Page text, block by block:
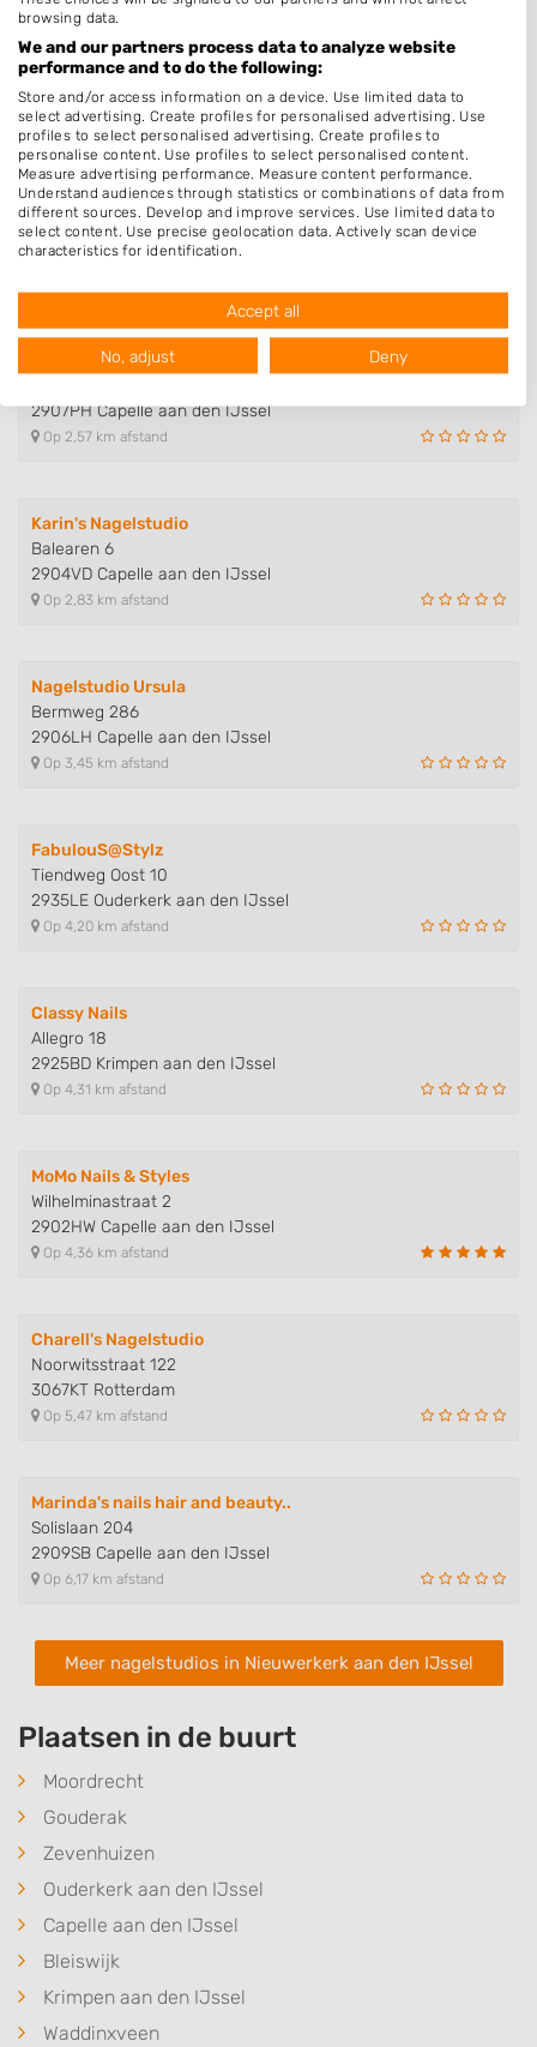
Lelieveld 8
Op 1,47 km afstand
AM Nailacademy & Supplies
Hoofdweg 80
2908LC Capelle aan den IJssel
ANROSA Nagelsalon & Opleidingen
2907PH Capelle aan den IJssel
Op 2,57 km afstand
Karin's Nagelstudio
Balearen 6
2904VD Capelle aan den IJssel
Op 2,83 km afstand
Nagelstudio Ursula
Bermweg 286
2906LH Capelle aan den IJssel
Op 3,45 km afstand
FabulouS@Stylz
Tiendweg Oost 10
2935LE Ouderkerk aan den IJssel
Op 4,20 km afstand
Classy Nails
Allegro 18
2925BD Krimpen aan den IJssel
Op 4,31 km afstand
MoMo Nails & Styles
Wilhelminastraat 2
2902HW Capelle aan den IJssel
Op 4,36 km afstand
Charell's Nagelstudio
Noorwitsstraat 122
3067KT Rotterdam
Op 5,47 km afstand
Marinda's nails hair and beauty..
Solislaan 204
2909SB Capelle aan den IJssel
Op 6,17 km afstand
Meer nagelstudios in Nieuwerkerk aan den IJssel
Plaatsen in de buurt
Moordrecht
Gouderak
Zevenhuizen
Ouderkerk aan den IJssel
Capelle aan den IJssel
Bleiswijk
Krimpen aan den IJssel
Waddinxveen
browsing data.
We and our partners process data to analyze website
performance and to do the following:
Store and/or access information on a device. Use limited data to
select advertising. Create profiles for personalised advertising. Use
profiles to select personalised advertising. Create profiles to
personalise content. Use profiles to select personalised content.
Measure advertising performance. Measure content performance.
Understand audiences through statistics or combinations of data from
different sources. Develop and improve services. Use limited data to
select content. Use precise geolocation data. Actively scan device
characteristics for identification.
USA.
Your consent and the cookie policy applies solely to this website/app.
View Partner List (1016 IAB Vendors)
We use your data for the following purposes:
IAB processing purposes:
Store and/or access information on a device
Create profiles for personalised advertising
Use profiles to select personalised
advertising
Use profiles to select personalised content
Measure advertising performance
Understand audiences through statistics
or combinations of data from different
sources
IAB Special Features:
Use precise geolocation data
Non-IAB processing purposes:
Necessary
Advertising
Accept all
No, adjust Deny